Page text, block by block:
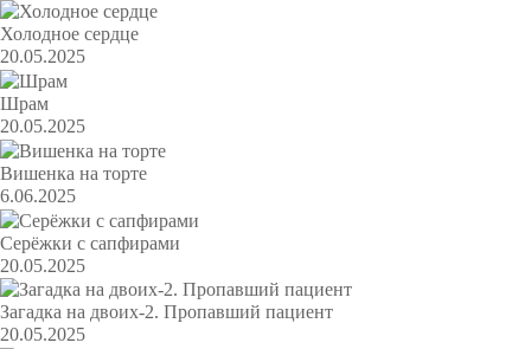
Холодное сердце
20.05.2025
Шрам
20.05.2025
Вишенка на торте
6.06.2025
Серёжки с сапфирами
20.05.2025
Загадка на двоих-2. Пропавший пациент
20.05.2025